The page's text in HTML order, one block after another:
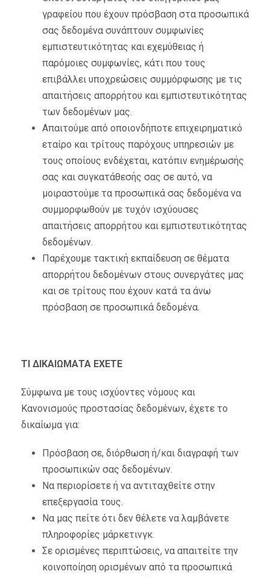
γραφείου που έχουν πρόσβαση στα προσωπικά
σας δεδομένα συνάπτουν συμφωνίες
εμπιστευτικότητας και εχεμύθειας ή
παρόμοιες συμφωνίες, κάτι που τους
επιβάλλει υποχρεώσεις συμμόρφωσης με τις
απαιτήσεις απορρήτου και εμπιστευτικότητας
των δεδομένων μας.
Απαιτούμε από οποιονδήποτε επιχειρηματικό
εταίρο και τρίτους παρόχους υπηρεσιών με
τους οποίους ενδέχεται, κατόπιν ενημέρωσής
σας και συγκατάθεσής σας σε αυτό, να
μοιραστούμε τα προσωπικά σας δεδομένα να
συμμορφωθούν με τυχόν ισχύουσες
απαιτήσεις απορρήτου και εμπιστευτικότητας
δεδομένων.
Παρέχουμε τακτική εκπαίδευση σε θέματα
απορρήτου δεδομένων στους συνεργάτες μας
και σε τρίτους που έχουν κατά τα άνω
πρόσβαση σε προσωπικά δεδομένα.
ΤΙ ΔΙΚΑΙΩΜΑΤΑ ΕΧΕΤΕ
Σύμφωνα με τους ισχύοντες νόμους και
Κανονισμούς προστασίας δεδομένων, έχετε το
δικαίωμα για:
Πρόσβαση σε, διόρθωση ή/και διαγραφή των
προσωπικών σας δεδομένων.
Να περιορίσετε ή να αντιταχθείτε στην
επεξεργασία τους.
Να μας πείτε ότι δεν θέλετε να λαμβάνετε
πληροφορίες μάρκετινγκ.
Σε ορισμένες περιπτώσεις, να απαιτείτε την
κοινοποίηση ορισμένων από τα προσωπικά